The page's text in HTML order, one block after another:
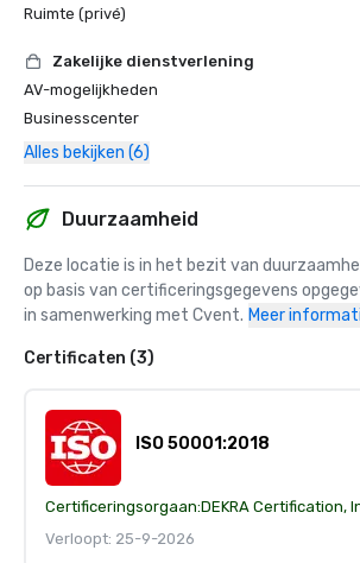
Ruimte (privé)
Zakelijke dienstverlening
AV-mogelijkheden
Businesscenter
Alles bekijken (6)
Duurzaamheid
Deze locatie is in het bezit van
op basis van certificeringsgegevens
in samenwerking met Cvent. Meer
Certificaten (3)
ISO 50001:2018
Certificeringsorgaan:DEKRA Certification,
Verloopt: 25-9-2026